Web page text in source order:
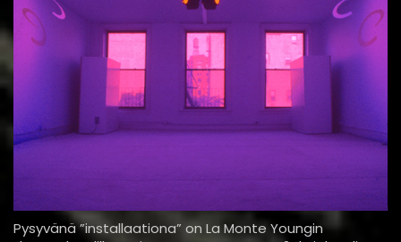
Pysyvänä ”installaationa” on La Monte Youngin